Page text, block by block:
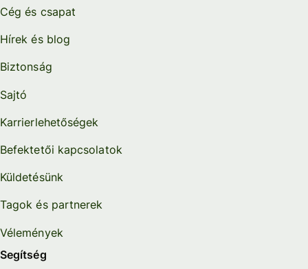
Cég és csapat
Hírek és blog
Biztonság
Sajtó
Karrierlehetőségek
Befektetői kapcsolatok
Küldetésünk
Tagok és partnerek
Vélemények
Segítség